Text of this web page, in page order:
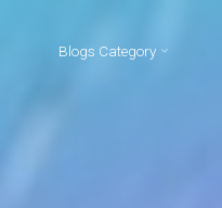
Blogs Category